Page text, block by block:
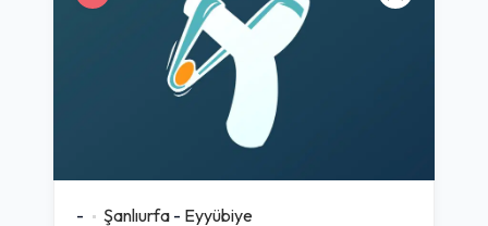
- Şanlıurfa - Eyyübiye